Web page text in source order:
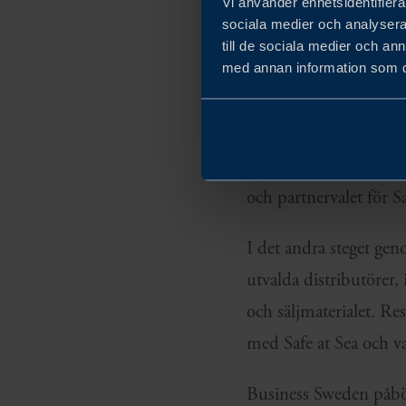
sociala medier och
till de sociala medier och
med annan information som
Projektet startade
at Sea hade redan
och en
eftersom Business
till lämpliga tyska
och partnervalet för
I det andra steget
utvalda distributörer,
och säljmaterialet.
med Safe at Sea och
Business Sweden